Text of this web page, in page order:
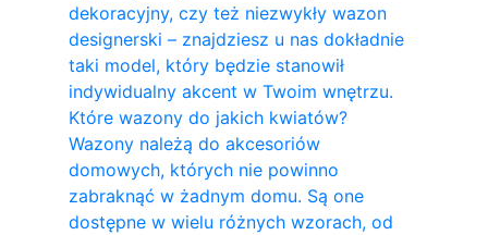
dekoracyjny, czy też niezwykły wazon
designerski – znajdziesz u nas dokładnie
taki model, który będzie stanowił
indywidualny akcent w Twoim wnętrzu.
Które wazony do jakich kwiatów?
Wazony należą do akcesoriów
domowych, których nie powinno
zabraknąć w żadnym domu. Są one
dostępne w wielu różnych wzorach, od